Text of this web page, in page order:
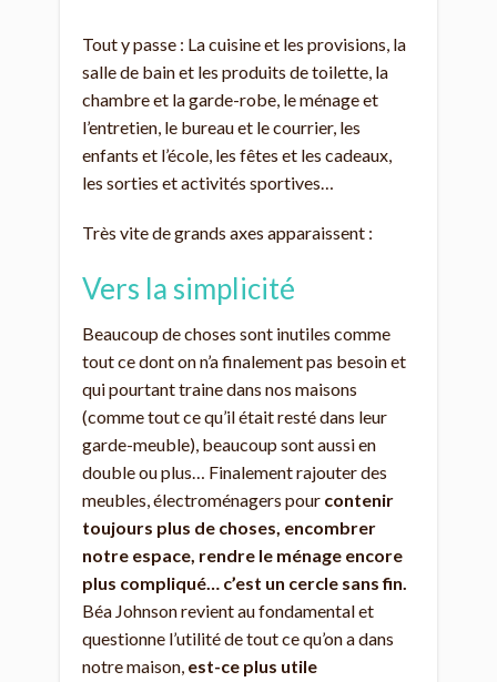
Tout y passe : La cuisine et les provisions, la
salle de bain et les produits de toilette, la
chambre et la garde-robe, le ménage et
l’entretien, le bureau et le courrier, les
enfants et l’école, les fêtes et les cadeaux,
les sorties et activités sportives…
Très vite de grands axes apparaissent :
Vers la simplicité
Beaucoup de choses sont inutiles comme
tout ce dont on n’a finalement pas besoin et
qui pourtant traine dans nos maisons
(comme tout ce qu’il était resté dans leur
garde-meuble), beaucoup sont aussi en
double ou plus… Finalement rajouter des
meubles, électroménagers pour contenir
toujours plus de choses, encombrer
notre espace, rendre le ménage encore
plus compliqué… c’est un cercle sans fin.
Béa Johnson revient au fondamental et
questionne l’utilité de tout ce qu’on a dans
notre maison, est-ce plus utile